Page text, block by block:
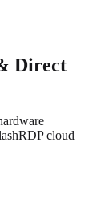
Direct
cloud